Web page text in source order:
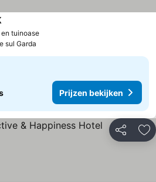
tuinoase
sul Garda
Prijzen bekijken
Delen